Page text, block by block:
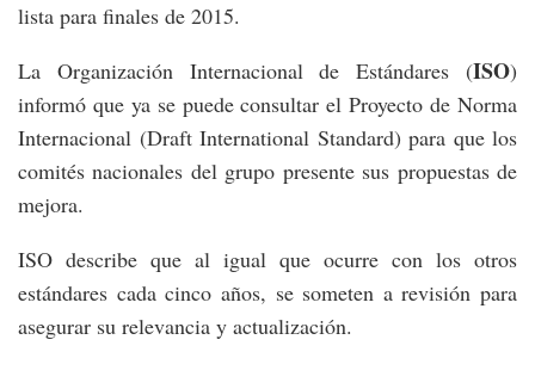
lista para finales de 2015.
La Organización Internacional de Estándares (ISO)
informó que ya se puede consultar el Proyecto de Norma
Internacional (Draft International Standard) para que los
comités nacionales del grupo presente sus propuestas de
mejora.
ISO describe que al igual que ocurre con los otros
estándares cada cinco años, se someten a revisión para
asegurar su relevancia y actualización.